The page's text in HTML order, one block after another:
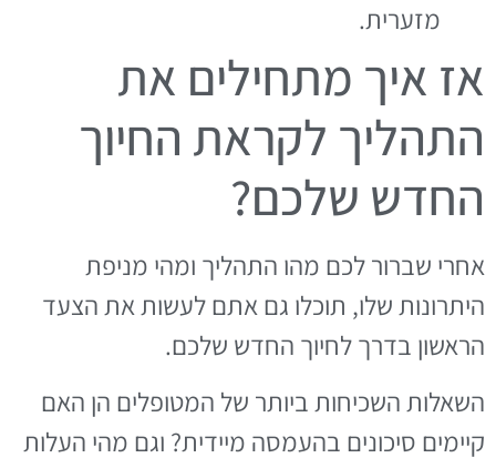
מזערית.
אז איך מתחילים את
התהליך לקראת החיוך
החדש שלכם?
אחרי שברור לכם מהו התהליך ומהי מניפת
היתרונות שלו, תוכלו גם אתם לעשות את הצעד
הראשון בדרך לחיוך החדש שלכם.
השאלות השכיחות ביותר של המטופלים הן האם
קיימים סיכונים בהעמסה מיידית? וגם מהי העלות